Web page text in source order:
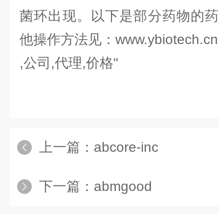
菌环出现。以下是部分药物的
他操作方法见：www.ybiotech.cn
,公司,代理,价格"
上一篇： abcore-inc
下一篇： abmgood